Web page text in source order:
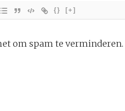
{} [+]
om spam te verminderen.